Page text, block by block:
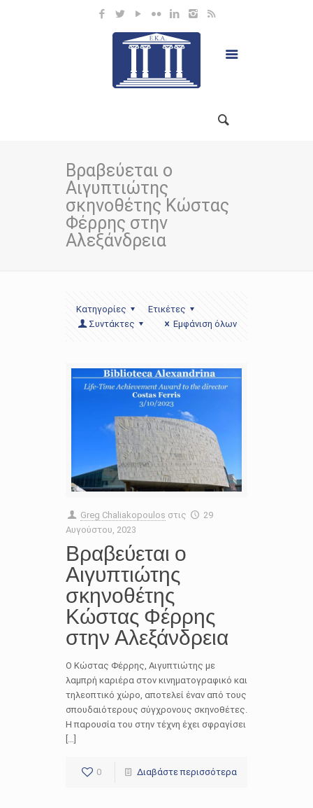
Βραβεύεται ο
Αιγυπτιώτης
σκηνοθέτης Κώστας
Φέρρης στην
Αλεξάνδρεια
Κατηγορίες
Ετικέτες
Συντάκτες
Εμφάνιση όλων
Greg Chaliakopoulos στις
29
Αυγούστου, 2023
Βραβεύεται ο
Αιγυπτιώτης
σκηνοθέτης
Κώστας Φέρρης
στην Αλεξάνδρεια
Ο Κώστας Φέρρης, Αιγυπτιώτης με
λαμπρή καριέρα στον κινηματογραφικό και
τηλεοπτικό χώρο, αποτελεί έναν από τους
σπουδαιότερους σύγχρονους σκηνοθέτες.
Η παρουσία του στην τέχνη έχει σφραγίσει
[…]
0 Διαβάστε περισσότερα